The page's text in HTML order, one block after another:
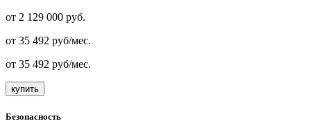
от 2 129 000 руб.
от 35 492 руб/мес.
от 35 492 руб/мес.
купить
Безопасность